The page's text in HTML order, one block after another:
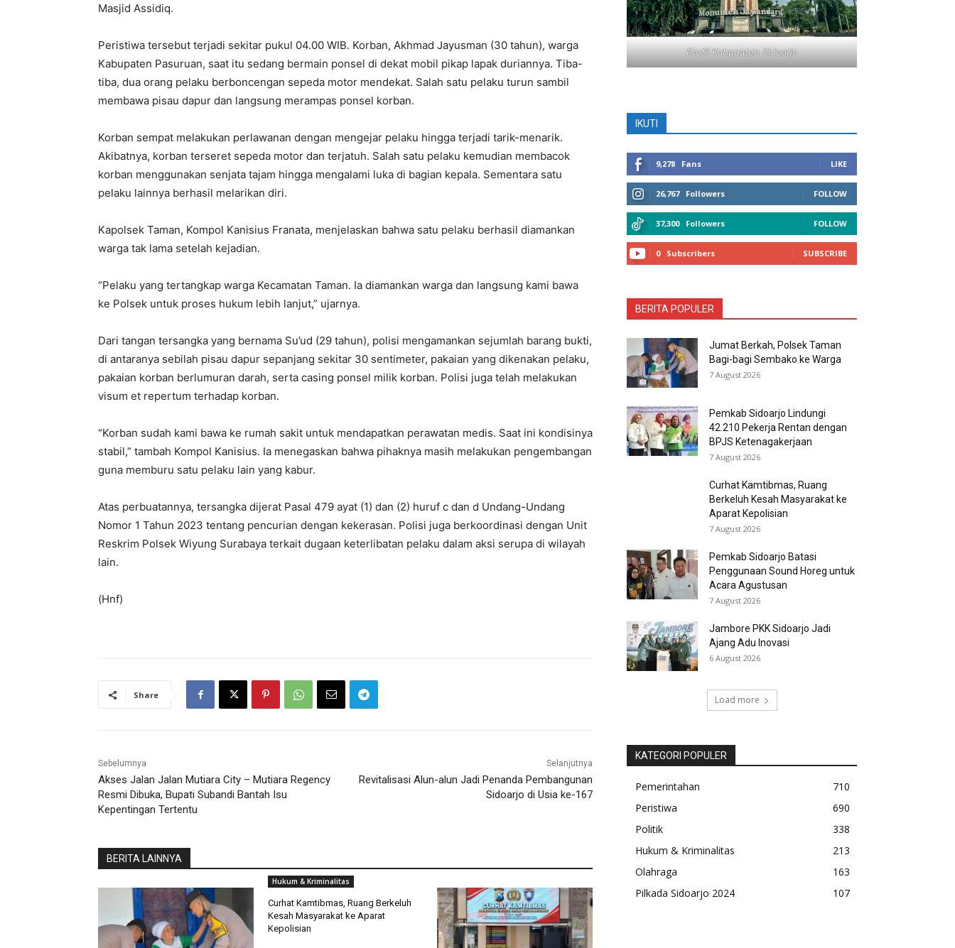
Masjid Assidiq.
Peristiwa tersebut terjadi sekitar pukul 04.00 WIB. Korban, Akhmad Jayusman (30 tahun), warga
Kabupaten Pasuruan, saat itu sedang bermain ponsel di dekat mobil pikap lapak duriannya. Tiba-
tiba, dua orang pelaku berboncengan sepeda motor mendekat. Salah satu pelaku turun sambil
membawa pisau dapur dan langsung merampas ponsel korban.
Korban sempat melakukan perlawanan dengan mengejar pelaku hingga terjadi tarik-menarik.
Akibatnya, korban terseret sepeda motor dan terjatuh. Salah satu pelaku kemudian membacok
korban menggunakan senjata tajam hingga mengalami luka di bagian kepala. Sementara satu
pelaku lainnya berhasil melarikan diri.
Kapolsek Taman, Kompol Kanisius Franata, menjelaskan bahwa satu pelaku berhasil diamankan
warga tak lama setelah kejadian.
“Pelaku yang tertangkap warga Kecamatan Taman. Ia diamankan warga dan langsung kami bawa
ke Polsek untuk proses hukum lebih lanjut,” ujarnya.
Dari tangan tersangka yang bernama Su’ud (29 tahun), polisi mengamankan sejumlah barang bukti,
di antaranya sebilah pisau dapur sepanjang sekitar 30 sentimeter, pakaian yang dikenakan pelaku,
pakaian korban berlumuran darah, serta casing ponsel milik korban. Polisi juga telah melakukan
visum et repertum terhadap korban.
“Korban sudah kami bawa ke rumah sakit untuk mendapatkan perawatan medis. Saat ini kondisinya
stabil,” tambah Kompol Kanisius. Ia menegaskan bahwa pihaknya masih melakukan pengembangan
guna memburu satu pelaku lain yang kabur.
Atas perbuatannya, tersangka dijerat Pasal 479 ayat (1) dan (2) huruf c dan d Undang-Undang
Nomor 1 Tahun 2023 tentang pencurian dengan kekerasan. Polisi juga berkoordinasi dengan Unit
Reskrim Polsek Wiyung Surabaya terkait dugaan keterlibatan pelaku dalam aksi serupa di wilayah
lain.
(Hnf)
Share
Sebelumnya
Akses Jalan Jalan Mutiara City – Mutiara Regency
Resmi Dibuka, Bupati Subandi Bantah Isu
Kepentingan Tertentu
Selanjutnya
Revitalisasi Alun-alun Jadi Penanda Pembangunan
Sidoarjo di Usia ke-167
BERITA LAINNYA
Hukum & Kriminalitas
Curhat Kamtibmas, Ruang Berkeluh
Kesah Masyarakat ke Aparat
Kepolisian
Profil Kabupaten Sidoarjo
IKUTI
9,278 Fans LIKE
26,767 Followers FOLLOW
37,300 Followers FOLLOW
0 Subscribers SUBSCRIBE
BERITA POPULER
Jumat Berkah, Polsek Taman
Bagi-bagi Sembako ke Warga
7 August 2026
Pemkab Sidoarjo Lindungi
42.210 Pekerja Rentan dengan
BPJS Ketenagakerjaan
7 August 2026
Curhat Kamtibmas, Ruang
Berkeluh Kesah Masyarakat ke
Aparat Kepolisian
7 August 2026
Pemkab Sidoarjo Batasi
Penggunaan Sound Horeg untuk
Acara Agustusan
7 August 2026
Jambore PKK Sidoarjo Jadi
Ajang Adu Inovasi
6 August 2026
Load more
KATEGORI POPULER
Pemerintahan
710
Peristiwa
690
Politik
338
Hukum & Kriminalitas
213
Olahraga
163
Pilkada Sidoarjo 2024
107